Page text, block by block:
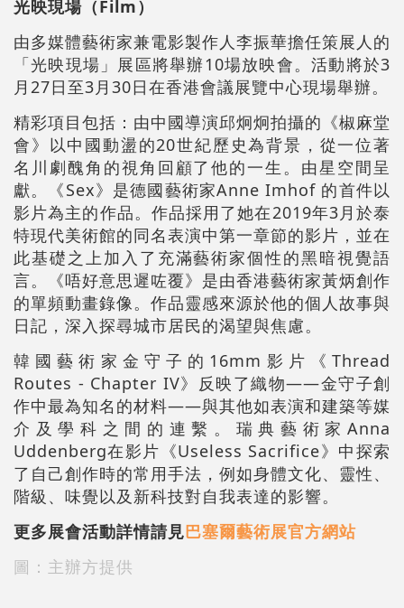
光映現場（Film）
由多媒體藝術家兼電影製作人李振華擔任策展人的
「光映現場」展區將舉辦10場放映會。活動將於3
月27日至3月30日在香港會議展覽中心現場舉辦。
精彩項目包括：由中國導演邱炯炯拍攝的《椒麻堂
會》以中國動盪的20世紀歷史為背景，從一位著
名川劇醜角的視角回顧了他的一生。由星空間呈
獻。《Sex》是德國藝術家Anne Imhof 的首件以
影片為主的作品。作品採用了她在2019年3月於泰
特現代美術館的同名表演中第一章節的影片，並在
此基礎之上加入了充滿藝術家個性的黑暗視覺語
言。《唔好意思遲咗覆》是由香港藝術家黃炳創作
的單頻動畫錄像。作品靈感來源於他的個人故事與
日記，深入探尋城市居民的渴望與焦慮。
韓國藝術家金守子的16mm影片《Thread
Routes - Chapter IV》反映了織物——金守子創
作中最為知名的材料——與其他如表演和建築等媒
介及學科之間的連繫。瑞典藝術家Anna
Uddenberg在影片《Useless Sacrifice》中探索
了自己創作時的常用手法，例如身體文化、靈性、
階級、味覺以及新科技對自我表達的影響。
更多展會活動詳情請見巴塞爾藝術展官方網站
圖：主辦方提供